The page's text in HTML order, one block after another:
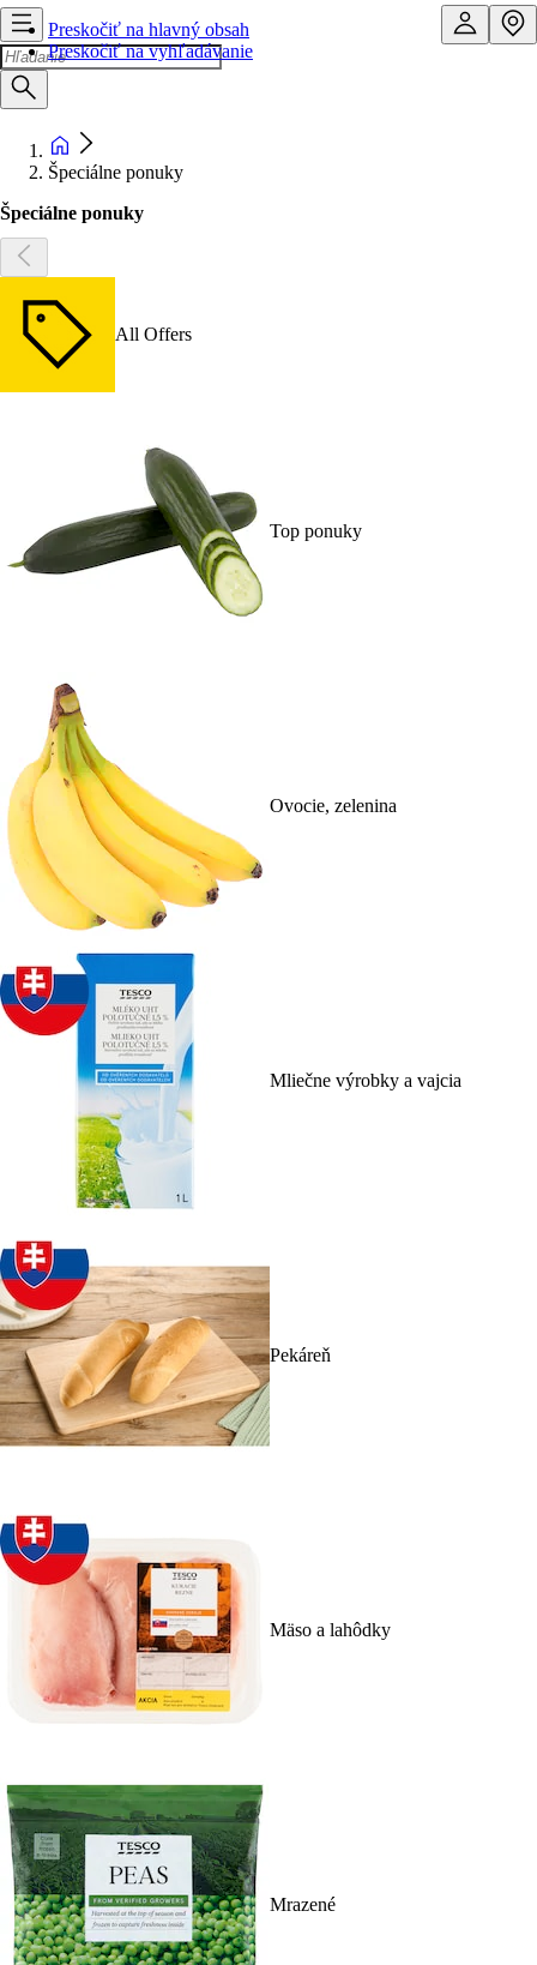
Preskočiť na hlavný obsah
Preskočiť na vyhľadávanie
Špeciálne ponuky
Špeciálne ponuky
All Offers
Top ponuky
Ovocie, zelenina
Mliečne výrobky a vajcia
Pekáreň
Mäso a lahôdky
Mrazené